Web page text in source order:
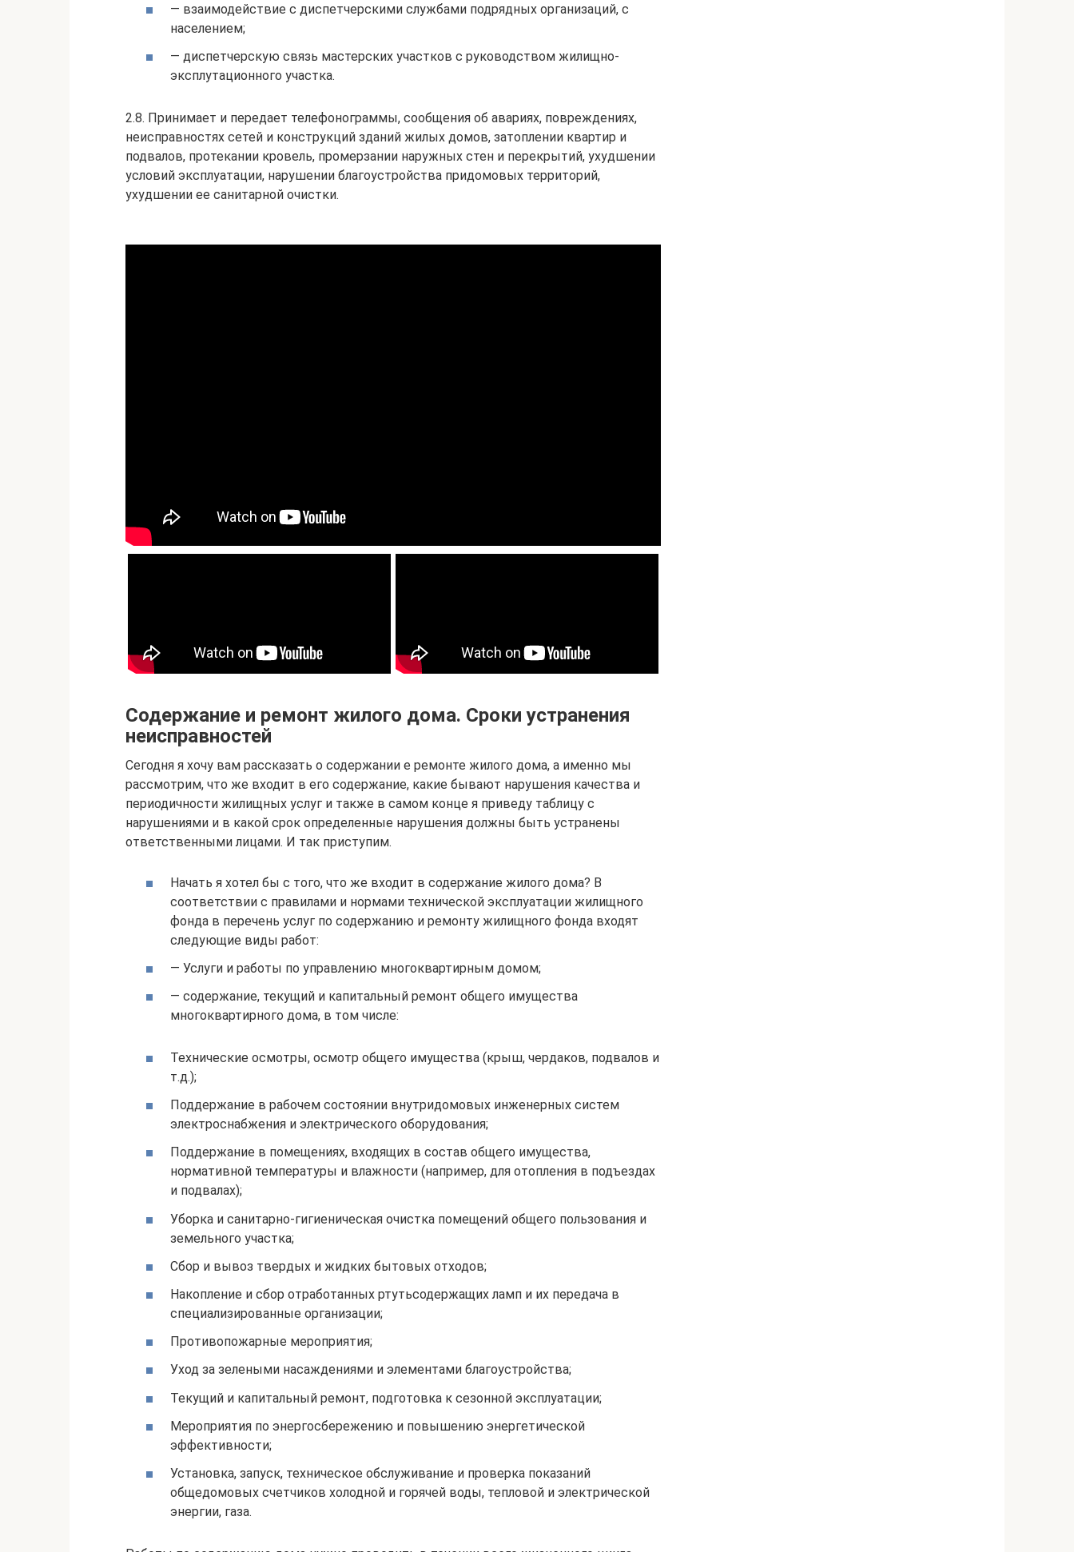
— взаимодействие с диспетчерскими службами подрядных организаций, с
населением;
— диспетчерскую связь мастерских участков с руководством жилищно-
эксплутационного участка.
2.8. Принимает и передает телефонограммы, сообщения об авариях, повреждениях,
неисправностях сетей и конструкций зданий жилых домов, затоплении квартир и
подвалов, протекании кровель, промерзании наружных стен и перекрытий, ухудшении
условий эксплуатации, нарушении благоустройства придомовых территорий,
ухудшении ее санитарной очистки.
Содержание и ремонт жилого дома. Сроки устранения
неисправностей
Сегодня я хочу вам рассказать о содержании е ремонте жилого дома, а именно мы
рассмотрим, что же входит в его содержание, какие бывают нарушения качества и
периодичности жилищных услуг и также в самом конце я приведу таблицу с
нарушениями и в какой срок определенные нарушения должны быть устранены
ответственными лицами. И так приступим.
Начать я хотел бы с того, что же входит в содержание жилого дома? В
соответствии с правилами и нормами технической эксплуатации жилищного
фонда в перечень услуг по содержанию и ремонту жилищного фонда входят
следующие виды работ:
— Услуги и работы по управлению многоквартирным домом;
— содержание, текущий и капитальный ремонт общего имущества
многоквартирного дома, в том числе:
Технические осмотры, осмотр общего имущества (крыш, чердаков, подвалов и
т.д.);
Поддержание в рабочем состоянии внутридомовых инженерных систем
электроснабжения и электрического оборудования;
Поддержание в помещениях, входящих в состав общего имущества,
нормативной температуры и влажности (например, для отопления в подъездах
и подвалах);
Уборка и санитарно-гигиеническая очистка помещений общего пользования и
земельного участка;
Сбор и вывоз твердых и жидких бытовых отходов;
Накопление и сбор отработанных ртутьсодержащих ламп и их передача в
специализированные организации;
Противопожарные мероприятия;
Уход за зелеными насаждениями и элементами благоустройства;
Текущий и капитальный ремонт, подготовка к сезонной эксплуатации;
Мероприятия по энергосбережению и повышению энергетической
эффективности;
Установка, запуск, техническое обслуживание и проверка показаний
общедомовых счетчиков холодной и горячей воды, тепловой и электрической
энергии, газа.